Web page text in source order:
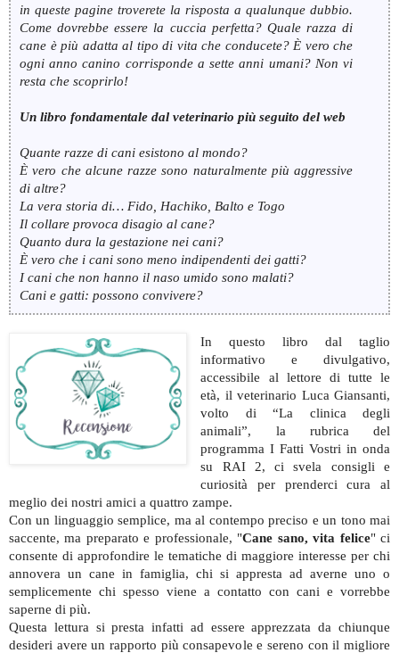
in queste pagine troverete la risposta a qualunque dubbio.
Come dovrebbe essere la cuccia perfetta? Quale razza di
cane è più adatta al tipo di vita che conducete? È vero che
ogni anno canino corrisponde a sette anni umani? Non vi
resta che scoprirlo!
Un libro fondamentale dal veterinario più seguito del web
Quante razze di cani esistono al mondo?
È vero che alcune razze sono naturalmente più aggressive
di altre?
La vera storia di… Fido, Hachiko, Balto e Togo
Il collare provoca disagio al cane?
Quanto dura la gestazione nei cani?
È vero che i cani sono meno indipendenti dei gatti?
I cani che non hanno il naso umido sono malati?
Cani e gatti: possono convivere?
In questo libro dal taglio
informativo e divulgativo,
accessibile al lettore di tutte le
età, il veterinario Luca Giansanti,
volto di “La clinica degli
animali”, la rubrica del
programma I Fatti Vostri in onda
su RAI 2, ci svela consigli e
curiosità per prenderci cura al
meglio dei nostri amici a quattro zampe.
Con un linguaggio semplice, ma al contempo preciso e un tono mai
saccente, ma preparato e professionale, "Cane sano, vita felice" ci
consente di approfondire le tematiche di maggiore interesse per chi
annovera un cane in famiglia, chi si appresta ad averne uno o
semplicemente chi spesso viene a contatto con cani e vorrebbe
saperne di più.
Questa lettura si presta infatti ad essere apprezzata da chiunque
desideri avere un rapporto più consapevole e sereno con il migliore